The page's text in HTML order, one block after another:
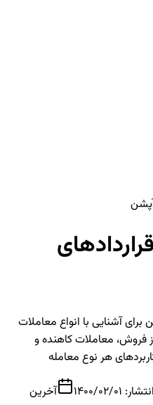
آشنایی با انواع معاملات
فروش، معاملات کاهنده و
هر نوع معامله
1400/02/01
آخرین